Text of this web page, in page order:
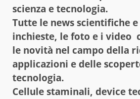
scienza e tecnologia.
Tutte le news scientifiche
inchieste, le foto e i video
le novità nel campo della
applicazioni e delle
tecnologia.
Cellule staminali, device